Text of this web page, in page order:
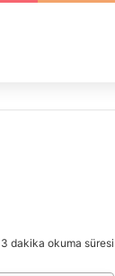
3 dakika okuma süresi